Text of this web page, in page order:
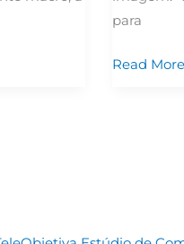
para
Read